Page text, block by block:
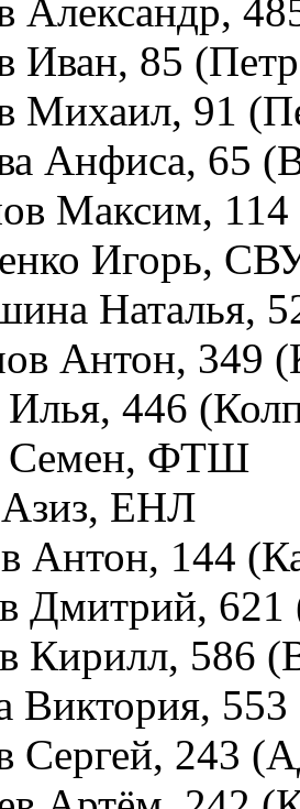
Александр,
Иван, 85
Михаил, 91
Анфиса, 65
Максим,
Игорь,
Наталья,
Антон, 349
446
Семен, ФТШ
Азиз, ЕНЛ
Антон, 144
Дмитрий, 621
Кирилл, 586
Виктория,
Сергей, 243